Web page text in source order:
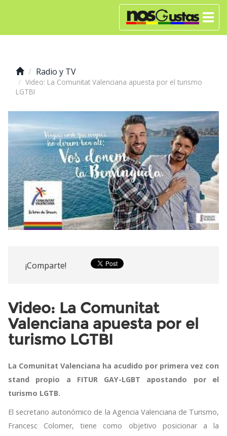
Radio y TV
Video: La Comunitat Valenciana apuesta por el turismo
LGTBI
¡Comparte!
Video: La Comunitat
Valenciana apuesta por el
turismo LGTBI
La Comunitat Valenciana ha acudido por primera vez con
stand propio a FITUR GAY-LGBT apostando por el
turismo LGTB.
El secretario autonómico de la Agencia Valenciana de Turismo,
Francesc Colomer, tiene como objetivo posicionar a la